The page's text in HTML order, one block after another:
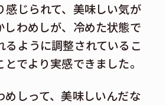
感じられて、美味しい気が
しわめしが、冷めた状態で
るように調整されているこ
でより実感できました。
めしって、美味しいんだな